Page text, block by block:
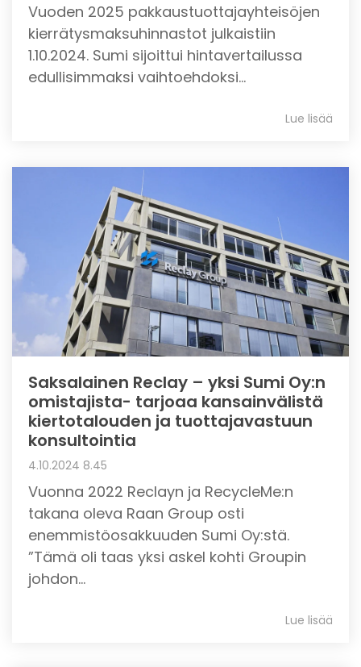
Vuoden 2025 pakkaustuottajayhteisöjen
kierrätysmaksuhinnastot julkaistiin
1.10.2024. Sumi sijoittui hintavertailussa
edullisimmaksi vaihtoehdoksi...
Lue lisää
Saksalainen Reclay – yksi Sumi Oy:n
omistajista- tarjoaa kansainvälistä
kiertotalouden ja tuottajavastuun
konsultointia
4.10.2024 8.45
Vuonna 2022 Reclayn ja RecycleMe:n
takana oleva Raan Group osti
enemmistöosakkuuden Sumi Oy:stä.
”Tämä oli taas yksi askel kohti Groupin
johdon...
Lue lisää